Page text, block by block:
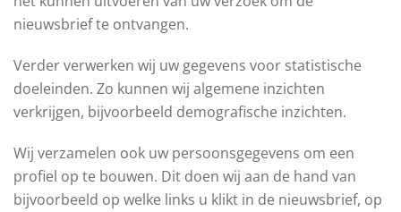
nieuwsbrief te ontvangen.
Verder verwerken wij uw gegevens voor statistische
doeleinden. Zo kunnen wij algemene inzichten
verkrijgen, bijvoorbeeld demografische inzichten.
Wij verzamelen ook uw persoonsgegevens om een
profiel op te bouwen. Dit doen wij aan de hand van
bijvoorbeeld op welke links u klikt in de nieuwsbrief, op